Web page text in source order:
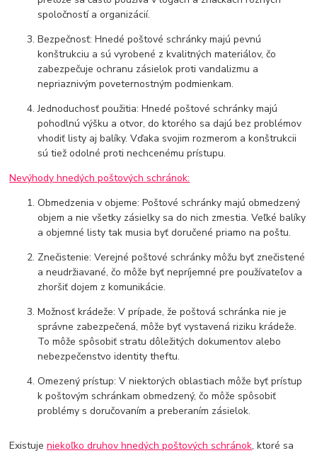
spoločností a organizácií.
Bezpečnosť: Hnedé poštové schránky majú pevnú
konštrukciu a sú vyrobené z kvalitných materiálov, čo
zabezpečuje ochranu zásielok proti vandalizmu a
nepriaznivým poveternostným podmienkam.
Jednoduchosť použitia: Hnedé poštové schránky majú
pohodlnú výšku a otvor, do ktorého sa dajú bez problémov
vhodiť listy aj balíky. Vďaka svojim rozmerom a konštrukcii
sú tiež odolné proti nechcenému prístupu.
Nevýhody hnedých poštových schránok:
Obmedzenia v objeme: Poštové schránky majú obmedzený
objem a nie všetky zásielky sa do nich zmestia. Veľké balíky
a objemné listy tak musia byť doručené priamo na poštu.
Znečistenie: Verejné poštové schránky môžu byť znečistené
a neudržiavané, čo môže byť nepríjemné pre používateľov a
zhoršiť dojem z komunikácie.
Možnosť krádeže: V prípade, že poštová schránka nie je
správne zabezpečená, môže byť vystavená riziku krádeže.
To môže spôsobiť stratu dôležitých dokumentov alebo
nebezpečenstvo identity theftu.
Omezený prístup: V niektorých oblastiach môže byť prístup
k poštovým schránkam obmedzený, čo môže spôsobiť
problémy s doručovaním a preberaním zásielok.
Existujeniekoľko druhov hnedých poštových schránok, ktoré sa